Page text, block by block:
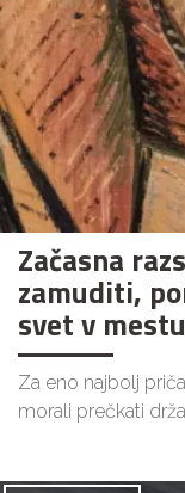
Začasna
zamuditi,
svet v
Za eno najbolj
morali prečkati